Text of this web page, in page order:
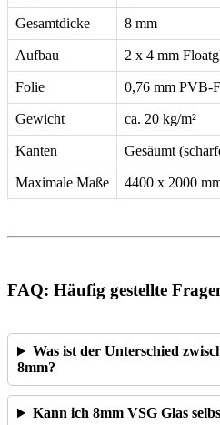
Gesamtdicke 8 mm
Aufbau 2 x 4 mm
Folie 0,76 mm PVB-
Gewicht ca. 20 kg/m²
Kanten Gesäumt
Maximale Maße 4400 x 2000
FAQ: Häufig gestellte
Was ist der Unterschied
8mm?
Kann ich 8mm VSG Glas